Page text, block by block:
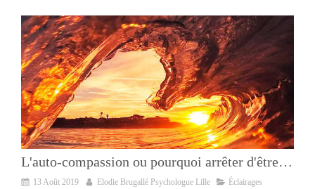
L'auto-compassion ou pourquoi arrêter d'être dur avec soi-même.
13 Août 2019 Elodie Brugallé Psychologue Lille Éclairages